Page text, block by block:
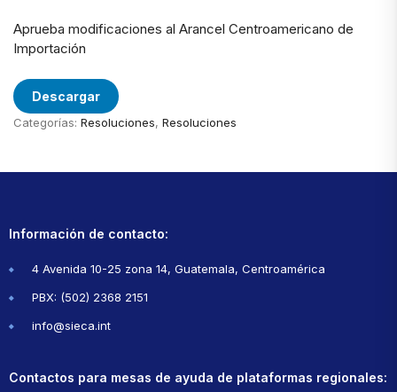
Aprueba modificaciones al Arancel Centroamericano de
Importación
Descargar
Categorías: Resoluciones, Resoluciones
Información de contacto:
4 Avenida 10-25 zona 14, Guatemala, Centroamérica
PBX: (502) 2368 2151
info@sieca.int
Contactos para mesas de ayuda de plataformas regionales: